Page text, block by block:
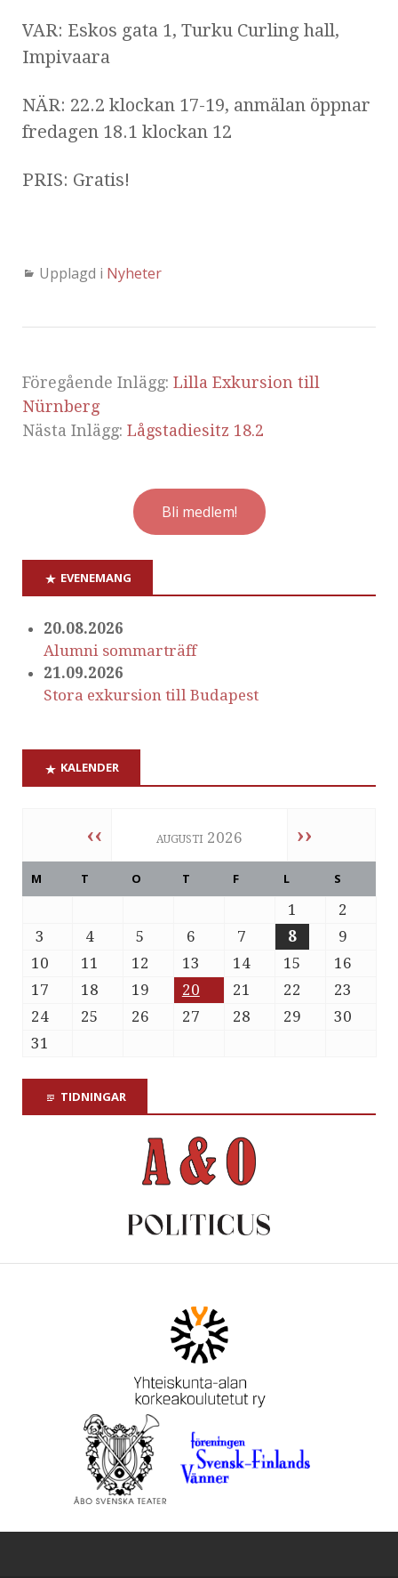
VAR: Eskos gata 1, Turku Curling hall,
Impivaara
NÄR: 22.2 klockan 17-19, anmälan öppnar
fredagen 18.1 klockan 12
PRIS: Gratis!
Upplagd i Nyheter
Föregående Inlägg: Lilla Exkursion till
Nürnberg
Nästa Inlägg: Lågstadiesitz 18.2
Bli medlem!
EVENEMANG
20.08.2026
Alumni sommarträff
21.09.2026
Stora exkursion till Budapest
KALENDER
‹‹ augusti 2026 ››
M T O T F L S
1
2
3
4 5 6 7 8
9
10
11 12 13 14 15
16
17
18 19 20 21 22
23
24
25 26 27 28 29
30
31
TIDNINGAR